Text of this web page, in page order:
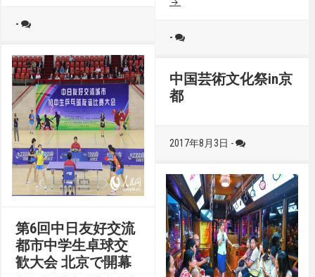
-
-
第6回中日友好交流
都市中学生卓球交
歓大会 北京で開幕
中国芸術文化祭in京
都
2017年8月3日 -